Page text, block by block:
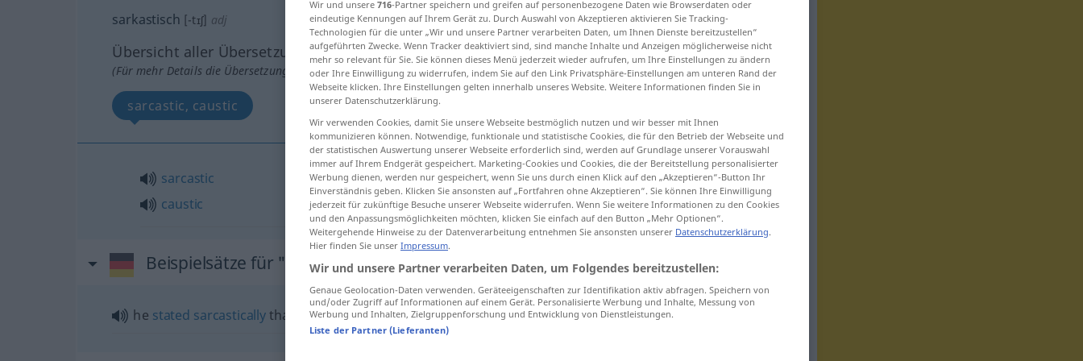
sarkastisch [-tɪʃ] adj
Übersicht aller Übersetzungen
(Für mehr Details die Übersetzung anklicken/antippen)
sarcastic, caustic
sarcastic
caustic
sarkastisch
Beispielsätze für "sarkastisch"
he stated sarcasticallythat … er stellte sarkastischfest, dass …
Wir und unsere 716-Partner speichern und greifen auf personenbezogene Daten wie Browserdaten oder
eindeutige Kennungen auf Ihrem Gerät zu. Durch Auswahl von Akzeptieren aktivieren Sie Tracking-
Technologien für die unter „Wir und unsere Partner verarbeiten Daten, um Ihnen Dienste bereitzustellen“
aufgeführten Zwecke. Wenn Tracker deaktiviert sind, sind manche Inhalte und Anzeigen möglicherweise nicht
mehr so relevant für Sie. Sie können dieses Menü jederzeit wieder aufrufen, um Ihre Einstellungen zu ändern
oder Ihre Einwilligung zu widerrufen, indem Sie auf den Link Privatsphäre-Einstellungen am unteren Rand der
Webseite klicken. Ihre Einstellungen gelten innerhalb unseres Website. Weitere Informationen finden Sie in
unserer Datenschutzerklärung.
Wir verwenden Cookies, damit Sie unsere Webseite bestmöglich nutzen und wir besser mit Ihnen
kommunizieren können. Notwendige, funktionale und statistische Cookies, die für den Betrieb der Webseite und
der statistischen Auswertung unserer Webseite erforderlich sind, werden auf Grundlage unserer Vorauswahl
immer auf Ihrem Endgerät gespeichert. Marketing-Cookies und Cookies, die der Bereitstellung personalisierter
Werbung dienen, werden nur gespeichert, wenn Sie uns durch einen Klick auf den „Akzeptieren“-Button Ihr
Einverständnis geben. Klicken Sie ansonsten auf „Fortfahren ohne Akzeptieren“. Sie können Ihre Einwilligung
jederzeit für zukünftige Besuche unserer Webseite widerrufen. Wenn Sie weitere Informationen zu den Cookies
und den Anpassungsmöglichkeiten möchten, klicken Sie einfach auf den Button „Mehr Optionen“.
Weitergehende Hinweise zu der Datenverarbeitung entnehmen Sie ansonsten unserer Datenschutzerklärung.
Hier finden Sie unser Impressum.
Wir und unsere Partner verarbeiten Daten, um Folgendes bereitzustellen:
Genaue Geolocation-Daten verwenden. Geräteeigenschaften zur Identifikation aktiv abfragen. Speichern von
und/oder Zugriff auf Informationen auf einem Gerät. Personalisierte Werbung und Inhalte, Messung von
Werbung und Inhalten, Zielgruppenforschung und Entwicklung von Dienstleistungen.
Liste der Partner (Lieferanten)